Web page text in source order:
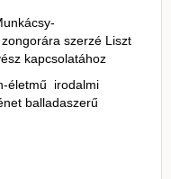
szerzé Liszt
kapcsolatához
életmű irodalmi
balladaszerű